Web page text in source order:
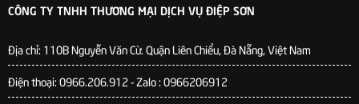
CÔNG TY TNHH THƯƠNG MẠI DỊCH VỤ ĐIỆP SƠN
Địa chỉ: 110B Nguyễn Văn Cừ. Quận Liên Chiểu, Đà Nẵng, Việt Nam
Điện thoại: 0966.206.912 - Zalo : 0966206912